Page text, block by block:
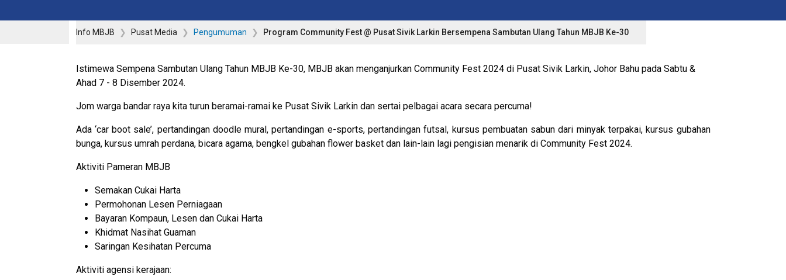
Info MBJB Pusat Media Pengumuman Program Community Fest @ Pusat Sivik Larkin Bersempena Sambutan Ulang Tahun MBJB Ke-30
Istimewa Sempena Sambutan Ulang Tahun MBJB Ke-30, MBJB akan menganjurkan Community Fest 2024 di Pusat Sivik Larkin, Johor Bahu pada Sabtu &
Ahad 7 - 8 Disember 2024.
Jom warga bandar raya kita turun beramai-ramai ke Pusat Sivik Larkin dan sertai pelbagai acara secara percuma!
Ada ‘car boot sale’, pertandingan doodle mural, pertandingan e-sports, pertandingan futsal, kursus pembuatan sabun dari minyak terpakai, kursus gubahan
bunga, kursus umrah perdana, bicara agama, bengkel gubahan flower basket dan lain-lain lagi pengisian menarik di Community Fest 2024.
Aktiviti Pameran MBJB
Semakan Cukai Harta
Permohonan Lesen Perniagaan
Bayaran Kompaun, Lesen dan Cukai Harta
Khidmat Nasihat Guaman
Saringan Kesihatan Percuma
Aktiviti agensi kerajaan: